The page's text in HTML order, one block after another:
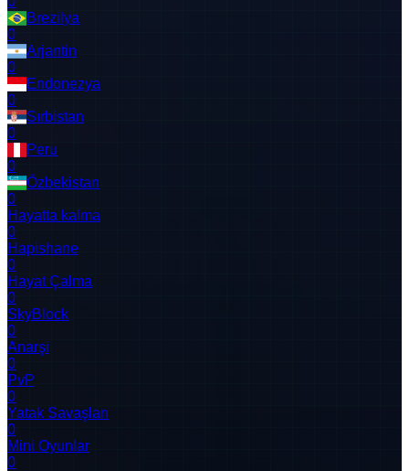
Brezilya
0
Arjantin
0
Endonezya
0
Sırbistan
0
Peru
0
Özbekistan
0
Hayatta kalma
0
Hapishane
0
Hayat Çalma
0
SkyBlock
0
Anarşi
0
PvP
0
Yatak Savaşları
0
Mini Oyunlar
0